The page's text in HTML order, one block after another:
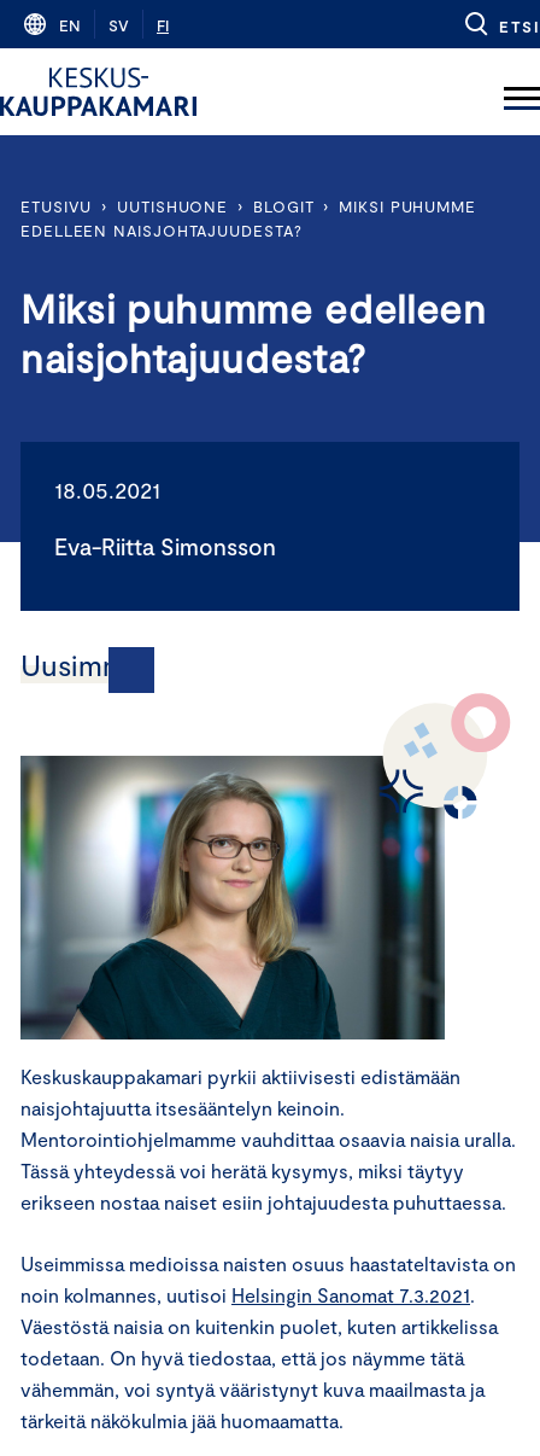
Skip
content
EN SV FI ETSI
ETUSIVU › UUTISHUONE › BLOGIT ›
MIKSI PUHUMME
EDELLEEN NAISJOHTAJUUDESTA?
Miksi puhumme edelleen
naisjohtajuudesta?
18.05.2021
Eva-Riitta Simonsson
Uusimmat
Keskuskauppakamari pyrkii aktiivisesti edistämään
naisjohtajuutta itsesääntelyn keinoin.
Mentorointiohjelmamme vauhdittaa osaavia naisia uralla.
Tässä yhteydessä voi herätä kysymys, miksi täytyy
erikseen nostaa naiset esiin johtajuudesta puhuttaessa.
Useimmissa medioissa naisten osuus haastateltavista on
noin kolmannes, uutisoi Helsingin Sanomat 7.3.2021.
Väestöstä naisia on kuitenkin puolet, kuten artikkelissa
todetaan. On hyvä tiedostaa, että jos näymme tätä
vähemmän, voi syntyä vääristynyt kuva maailmasta ja
tärkeitä näkökulmia jää huomaamatta.